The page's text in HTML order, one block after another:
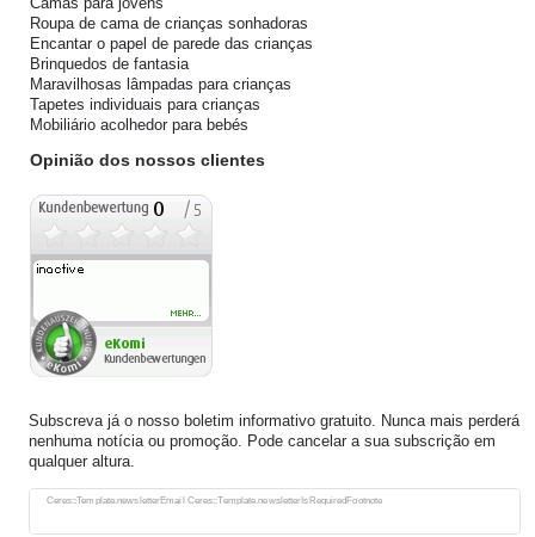
Roupa de cama de crianças sonhadoras
Encantar o papel de parede das crianças
Brinquedos de fantasia
Maravilhosas lâmpadas para crianças
Tapetes individuais para crianças
Mobiliário acolhedor para bebés
Opinião dos nossos clientes
Subscreva já o nosso boletim informativo gratuito. Nunca mais perderá
nenhuma notícia ou promoção. Pode cancelar a sua subscrição em
qualquer altura.
Ceres::Template.newsletterEmail Ceres::Template.newsletterIsRequiredFootnote
Ceres::Template.newsletterHoneypotLabel